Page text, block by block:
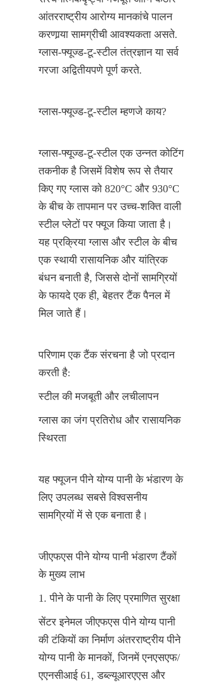
आंतरराष्ट्रीय आरोग्य मानकांचे पालन
करणार्‍या सामग्रीची आवश्यकता असते.
ग्लास-फ्यूज्ड-टू-स्टील तंत्रज्ञान या सर्व
गरजा अद्वितीयपणे पूर्ण करते.
ग्लास-फ्यूज्ड-टू-स्टील म्हणजे काय?
ग्लास-फ्यूज्ड-टू-स्टील एक उन्नत कोटिंग
तकनीक है जिसमें विशेष रूप से तैयार
किए गए ग्लास को 820°C और 930°C
के बीच के तापमान पर उच्च-शक्ति वाली
स्टील प्लेटों पर फ्यूज किया जाता है।
यह प्रक्रिया ग्लास और स्टील के बीच
एक स्थायी रासायनिक और यांत्रिक
बंधन बनाती है, जिससे दोनों सामग्रियों
के फायदे एक ही, बेहतर टैंक पैनल में
मिल जाते हैं।
परिणाम एक टैंक संरचना है जो प्रदान
करती है:
स्टील की मजबूती और लचीलापन
ग्लास का जंग प्रतिरोध और रासायनिक
स्थिरता
यह फ्यूजन पीने योग्य पानी के भंडारण के
लिए उपलब्ध सबसे विश्वसनीय
सामग्रियों में से एक बनाता है।
जीएफएस पीने योग्य पानी भंडारण टैंकों
के मुख्य लाभ
1. पीने के पानी के लिए प्रमाणित सुरक्षा
सेंटर इनेमल जीएफएस पीने योग्य पानी
की टंकियों का निर्माण अंतरराष्ट्रीय पीने
योग्य पानी के मानकों, जिनमें एनएसएफ/
एएनसीआई 61, डब्ल्यूआरएएस और